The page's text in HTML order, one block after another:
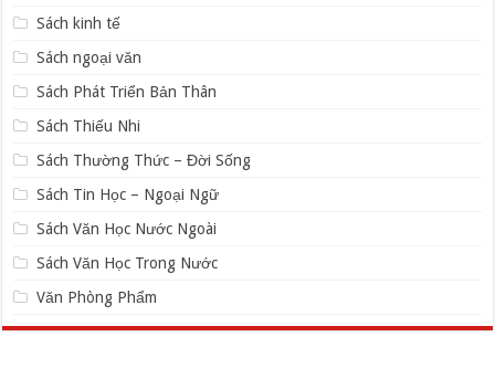
Sách kinh tế
Sách ngoại văn
Sách Phát Triển Bản Thân
Sách Thiếu Nhi
Sách Thường Thức – Đời Sống
Sách Tin Học – Ngoại Ngữ
Sách Văn Học Nước Ngoài
Sách Văn Học Trong Nước
Văn Phòng Phẩm